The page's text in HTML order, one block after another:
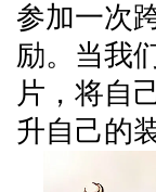
参加一次
励。当我
片，将自
升自己的